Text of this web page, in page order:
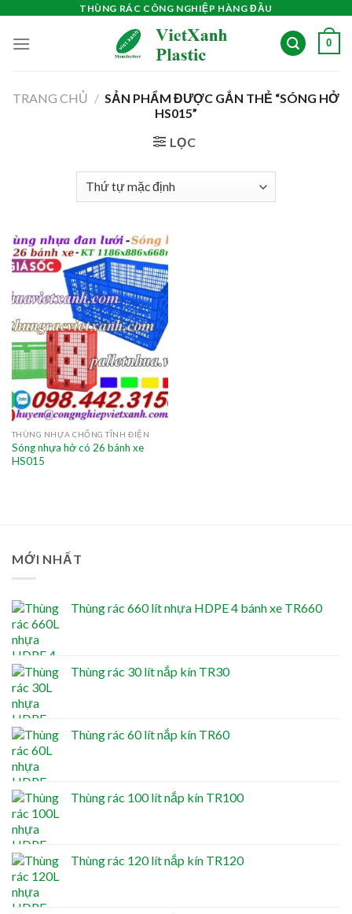
content
THÙNG RÁC CÔNG NGHIỆP HÀNG ĐẦU
0
TRANG CHỦ / SẢN PHẨM ĐƯỢC GẮN THẺ “SÓNG HỞ
HS015”
LỌC
THÙNG NHỰA CHỐNG TĨNH ĐIỆN
Sóng nhựa hở có 26 bánh xe
HS015
MỚI NHẤT
Thùng rác 660 lít nhựa HDPE 4 bánh xe TR660
Thùng rác 30 lít nắp kín TR30
Thùng rác 60 lít nắp kín TR60
Thùng rác 100 lít nắp kín TR100
Thùng rác 120 lít nắp kín TR120